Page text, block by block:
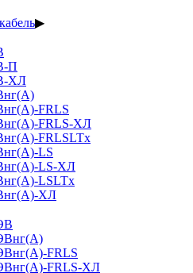
▶
П
ХЛ
FRLS
FRLS-ХЛ
FRLSLTx
LS
LS-ХЛ
LSLTx
ХЛ
FRLS
FRLS-ХЛ